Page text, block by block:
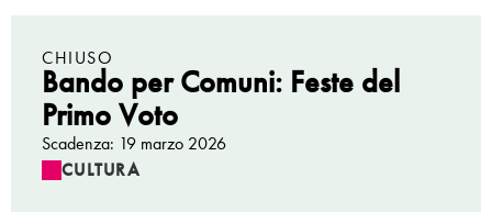
CHIUSO
Bando per Comuni: Feste del
Primo Voto
Scadenza: 19 marzo 2026
CULTURA